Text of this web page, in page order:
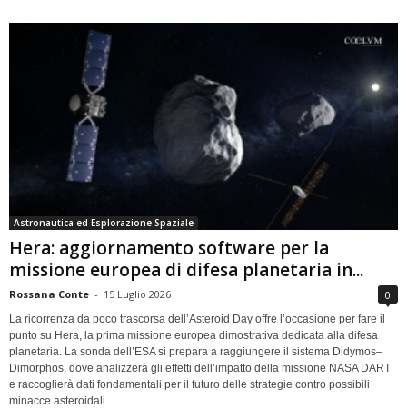
Astronautica ed Esplorazione Spaziale
Hera: aggiornamento software per la
missione europea di difesa planetaria in...
Rossana Conte - 15 Luglio 2026 0
La ricorrenza da poco trascorsa dell’Asteroid Day offre l’occasione per fare il
punto su Hera, la prima missione europea dimostrativa dedicata alla difesa
planetaria. La sonda dell’ESA si prepara a raggiungere il sistema Didymos–
Dimorphos, dove analizzerà gli effetti dell’impatto della missione NASA DART
e raccoglierà dati fondamentali per il futuro delle strategie contro possibili
minacce asteroidali